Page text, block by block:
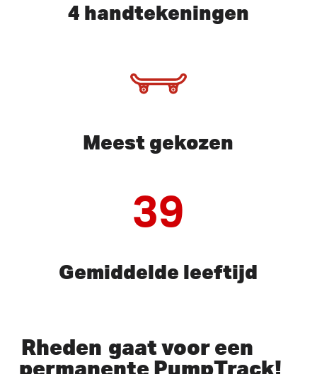
4 handtekeningen
Meest gekozen
39
Gemiddelde leeftijd
Rheden gaat voor een
permanente PumpTrack!